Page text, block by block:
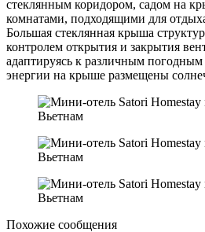
стеклянным коридором, садом на
комнатами, подходящими для
Большая стеклянная крыша
контролем открытия и закрытия
адаптируясь к различным
энергии на крыше размещены
Похожие сообщения